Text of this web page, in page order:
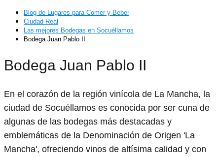
Blog de Lugares para Comer y Beber
Ciudad Real
Las mejores Bodegas en Socuéllamos
Bodega Juan Pablo II
Bodega Juan Pablo II
En el corazón de la región vinícola de La Mancha, la
ciudad de Socuéllamos es conocida por ser cuna de
algunas de las bodegas más destacadas y
emblemáticas de la Denominación de Origen 'La
Mancha', ofreciendo vinos de altísima calidad y con